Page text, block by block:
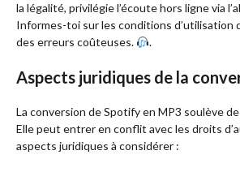
la légalité, privilégie l’écoute hors ligne via
Informes-toi sur les conditions d’utilisation
des erreurs coûteuses.
.
Aspects juridiques de la
La conversion de Spotify en MP3 soulève
Elle peut entrer en conflit avec les droits
aspects juridiques à considérer :